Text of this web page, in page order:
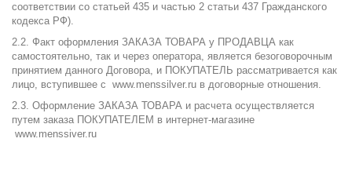
соответствии со статьей 435 и частью 2 статьи 437 Гражданского
кодекса РФ).
2.2. Факт оформления ЗАКАЗА ТОВАРА у ПРОДАВЦА как
самостоятельно, так и через оператора, является безоговорочным
принятием данного Договора, и ПОКУПАТЕЛЬ рассматривается как
лицо, вступившее с www.menssilver.ru в договорные отношения.
2.3. Оформление ЗАКАЗА ТОВАРА и расчета осуществляется
путем заказа ПОКУПАТЕЛЕМ в интернет-магазине
www.menssiver.ru